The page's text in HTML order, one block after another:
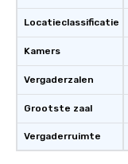
Locatieclassificatie
Kamers
Vergaderzalen
Grootste zaal
Vergaderruimte